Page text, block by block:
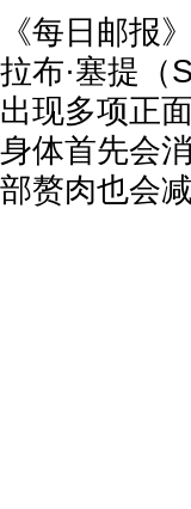
《每日邮报
拉布·塞提（
出现多项正
身体首先会
部赘肉也会减